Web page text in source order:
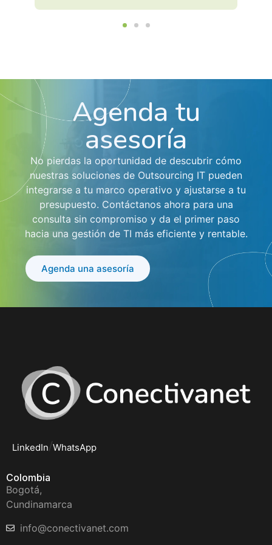
Agenda tu
asesoría
No pierdas la oportunidad de descubrir cómo
nuestras soluciones de Outsourcing IT pueden
integrarse a tu marco operativo y ajustarse a tu
presupuesto. Contáctanos ahora para una
consulta sin compromiso y da el primer paso
hacia una gestión de TI más eficiente y rentable.
Agenda una asesoría
LinkedIn/WhatsApp
Colombia
Bogotá,
Cundinamarca
info@conectivanet.com